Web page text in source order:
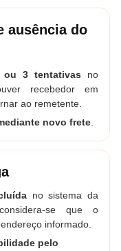
ausência do
ou 3 tentativas no
recebedor em
ao remetente.
novo frete
no sistema da
se que o
informado.
pelo